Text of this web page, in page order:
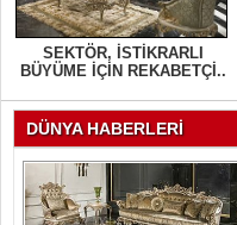
SEKTÖR, İSTİKRARLI
BÜYÜME İÇİN REKABETÇİ..
DÜNYA HABERLERİ